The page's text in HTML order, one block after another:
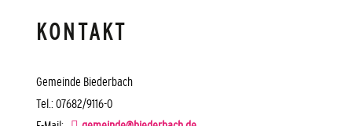
KONTAKT
Gemeinde Biederbach
Tel.: 07682/9116-0